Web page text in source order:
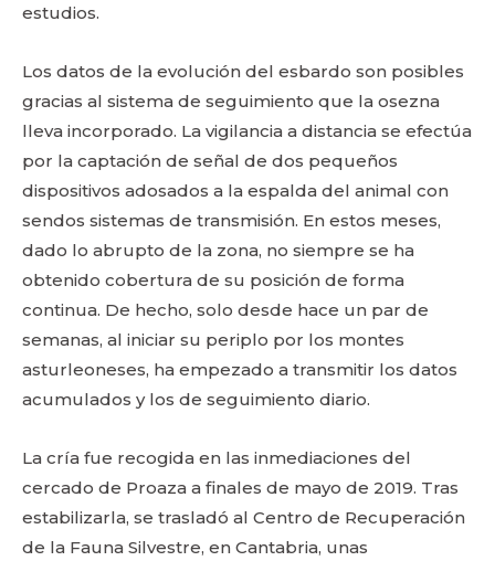
estudios.
Los datos de la evolución del esbardo son posibles
gracias al sistema de seguimiento que la osezna
lleva incorporado. La vigilancia a distancia se efectúa
por la captación de señal de dos pequeños
dispositivos adosados a la espalda del animal con
sendos sistemas de transmisión. En estos meses,
dado lo abrupto de la zona, no siempre se ha
obtenido cobertura de su posición de forma
continua. De hecho, solo desde hace un par de
semanas, al iniciar su periplo por los montes
asturleoneses, ha empezado a transmitir los datos
acumulados y los de seguimiento diario.
La cría fue recogida en las inmediaciones del
cercado de Proaza a finales de mayo de 2019. Tras
estabilizarla, se trasladó al Centro de Recuperación
de la Fauna Silvestre, en Cantabria, unas